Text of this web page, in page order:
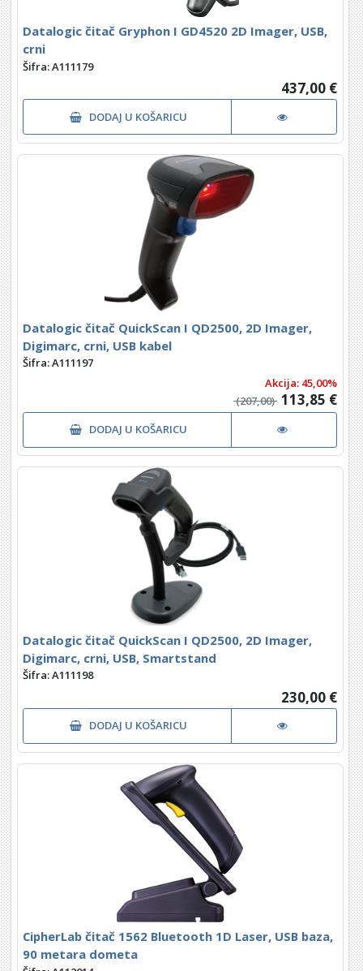
Datalogic čitač Gryphon I GD4520 2D Imager, USB,
crni
Šifra: A111179
437,00 €
DODAJ U KOŠARICU
Datalogic čitač QuickScan I QD2500, 2D Imager,
Digimarc, crni, USB kabel
Šifra: A111197
Akcija: 45,00%
(207,00) 113,85 €
DODAJ U KOŠARICU
Datalogic čitač QuickScan I QD2500, 2D Imager,
Digimarc, crni, USB, Smartstand
Šifra: A111198
230,00 €
DODAJ U KOŠARICU
CipherLab čitač 1562 Bluetooth 1D Laser, USB baza,
90 metara dometa